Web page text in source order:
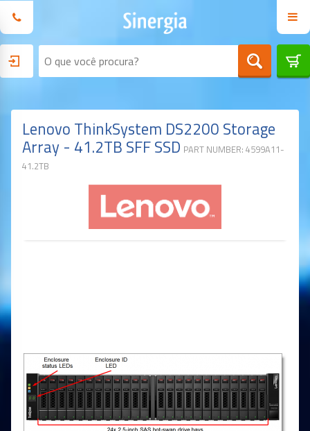
Lenovo ThinkSystem DS2200 Storage
Array - 41.2TB SFF SSD PART NUMBER: 4599A11-
41.2TB